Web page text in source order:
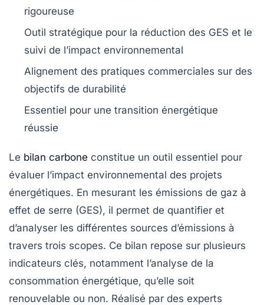
rigoureuse
Outil stratégique pour la réduction des GES et le
suivi de l’impact environnemental
Alignement des pratiques commerciales sur des
objectifs de durabilité
Essentiel pour une transition énergétique
réussie
Le bilan carbone constitue un outil essentiel pour
évaluer l’impact environnemental des projets
énergétiques. En mesurant les émissions de gaz à
effet de serre (GES), il permet de quantifier et
d’analyser les différentes sources d’émissions à
travers trois scopes. Ce bilan repose sur plusieurs
indicateurs clés, notamment l’analyse de la
consommation énergétique, qu’elle soit
renouvelable ou non. Réalisé par des experts